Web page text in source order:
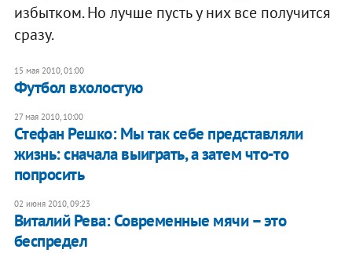
избытком. Но лучше пусть у них все получится
сразу.
15 мая 2010, 01:00
Футбол вхолостую
27 мая 2010, 10:00
Стефан Решко: Мы так себе представляли
жизнь: сначала выиграть, а затем что-то
попросить
02 июня 2010, 09:23
Виталий Рева: Современные мячи – это
беспредел